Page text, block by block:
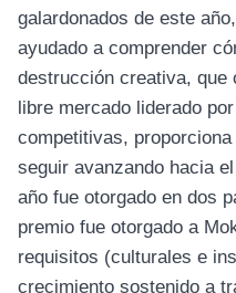
galardonados de este
ayudado a comprender
destrucción creativa, que
libre mercado liderado
competitivas,
seguir avanzando hacia
año fue otorgado en dos
premio fue otorgado a
requisitos (culturales e
crecimiento sostenido a